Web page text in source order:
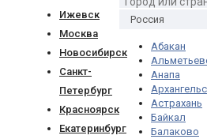
Ижевск
Москва
Новосибирск
Санкт-
Петербург
Красноярск
Екатеринбург
Абакан
Анапа
Астрахань
Байкал
Балаково